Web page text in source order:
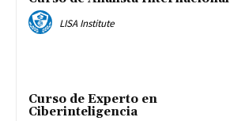
LISA Institute
Curso de Experto en
Ciberinteligencia